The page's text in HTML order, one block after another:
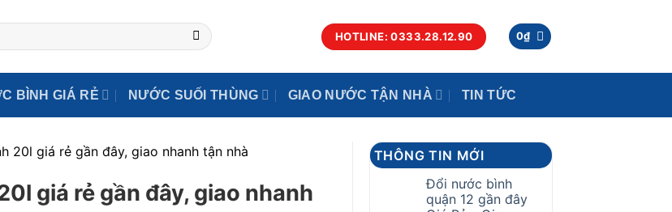
HOTLINE: 0333.28.12.90 0₫
BÌNH GIÁ RẺ NƯỚC SUỐI THÙNG GIAO NƯỚC TẬN NHÀ TIN TỨC
20l giá rẻ gần đây, giao nhanh tận nhà
giá rẻ gần đây, giao nhanh
THÔNG TIN MỚI
Đổi nước bình
quận 12 gần đây